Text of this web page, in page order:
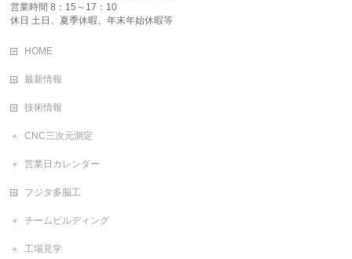
営業時間 8：15～17：10
休日 土日、夏季休暇、年末年始休暇等
HOME
最新情報
技術情報
CNC三次元測定
営業日カレンダー
フジタ多脳工
チームビルディング
工場見学